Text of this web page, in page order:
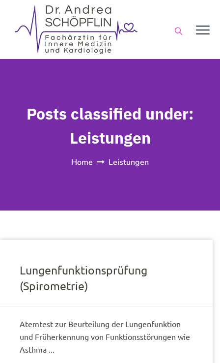
Posts classified under:
Leistungen
Home Leistungen
Lungenfunktionsprüfung
(Spirometrie)
Atemtest zur Beurteilung der Lungenfunktion
und Früherkennung von Funktionsstörungen wie
Asthma ...